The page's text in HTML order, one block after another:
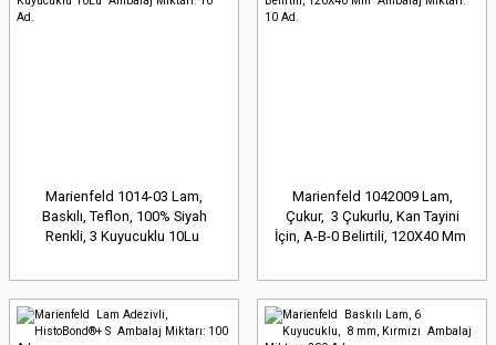
Marienfeld 1014-03 Lam,
Baskılı, Teflon, 100% Siyah
Renkli, 3 Kuyucuklu 10Lu
Marienfeld 1042009 Lam,
Çukur, 3 Çukurlu, Kan Tayini
İçin, A-B-0 Belirtili, 120X40 Mm